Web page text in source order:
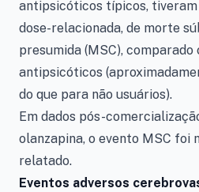
antipsicóticos típicos,
dose-relacionada, de morte
presumida (MSC), comparado
antipsicóticos
do que para não usuários).
Em dados pós-
olanzapina, o evento MSC foi
relatado.
Eventos adversos